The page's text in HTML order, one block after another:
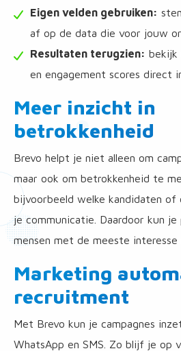
Eigen velden gebruiken:
af op de data die voor jouw
Resultaten terugzien: bekijk
en engagement scores direct
Meer inzicht in
betrokkenheid
Brevo helpt je niet alleen om
maar ook om betrokkenheid te
bijvoorbeeld welke kandidaten of
je communicatie. Daardoor kun
mensen met de meeste interesse
Marketing
recruitment
Met Brevo kun je campagnes
WhatsApp en SMS. Zo blijf je op